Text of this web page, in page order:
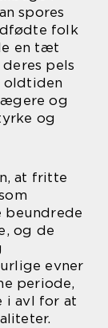
spores
folk
en tæt
pels
oldtiden
og
og
at fritte
beundrede
og de
evner
periode,
i avl for at